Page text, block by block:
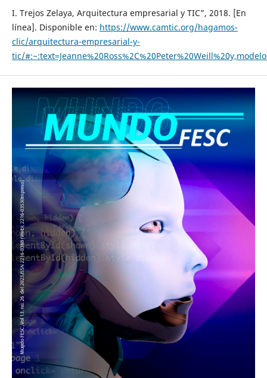
I. Trejos Zelaya, Arquitectura empresarial y TIC”, 2018. [En
línea]. Disponible en: https://www.camtic.org/hagamos-
clic/arquitectura-empresarial-y-
tic/